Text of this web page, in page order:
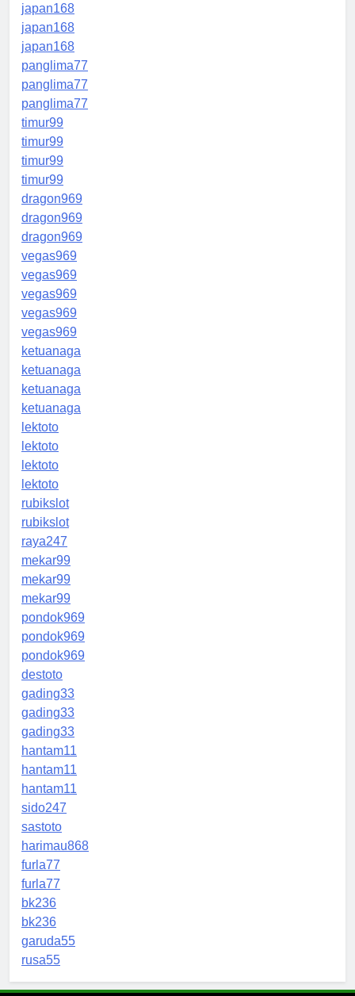
japan168
japan168
japan168
panglima77
panglima77
panglima77
timur99
timur99
timur99
timur99
dragon969
dragon969
dragon969
vegas969
vegas969
vegas969
vegas969
vegas969
ketuanaga
ketuanaga
ketuanaga
ketuanaga
lektoto
lektoto
lektoto
lektoto
rubikslot
rubikslot
raya247
mekar99
mekar99
mekar99
pondok969
pondok969
pondok969
destoto
gading33
gading33
gading33
hantam11
hantam11
hantam11
sido247
sastoto
harimau868
furla77
furla77
bk236
bk236
garuda55
rusa55